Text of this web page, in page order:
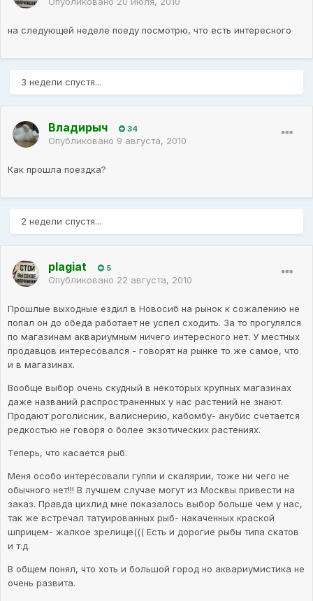
на следующей неделе поеду посмотрю, что есть интересного
3 недели спустя...
Владирыч 34
Опубликовано 9 августа, 2010
Как прошла поездка?
2 недели спустя...
plagiat 5
Опубликовано 22 августа, 2010
Прошлые выходные ездил в Новосиб на рынок к сожалению не
попал он до обеда работает не успел сходить. За то прогулялся
по магазинам аквариумным ничего интересного нет. У местных
продавцов интересовался - говорят на рынке то же самое, что
и в магазинах.
Вообще выбор очень скудный в некоторых крупных магазинах
даже названий распространенных у нас растений не знают.
Продают роголисник, валиснерию, кабомбу- анубис счетается
редкостью не говоря о более экзотических растениях.
Теперь, что касается рыб.
Меня особо интересовали гуппи и скалярии, тоже ни чего не
обычного нет!!! В лучшем случае могут из Москвы привести на
заказ. Правда цихлид мне показалось выбор больше чем у нас,
так же встречал татуированных рыб- накаченных краской
шприцем- жалкое зрелище((( Есть и дорогие рыбы типа скатов
и т.д.
В общем понял, что хоть и большой город но аквариумистика не
очень развита.